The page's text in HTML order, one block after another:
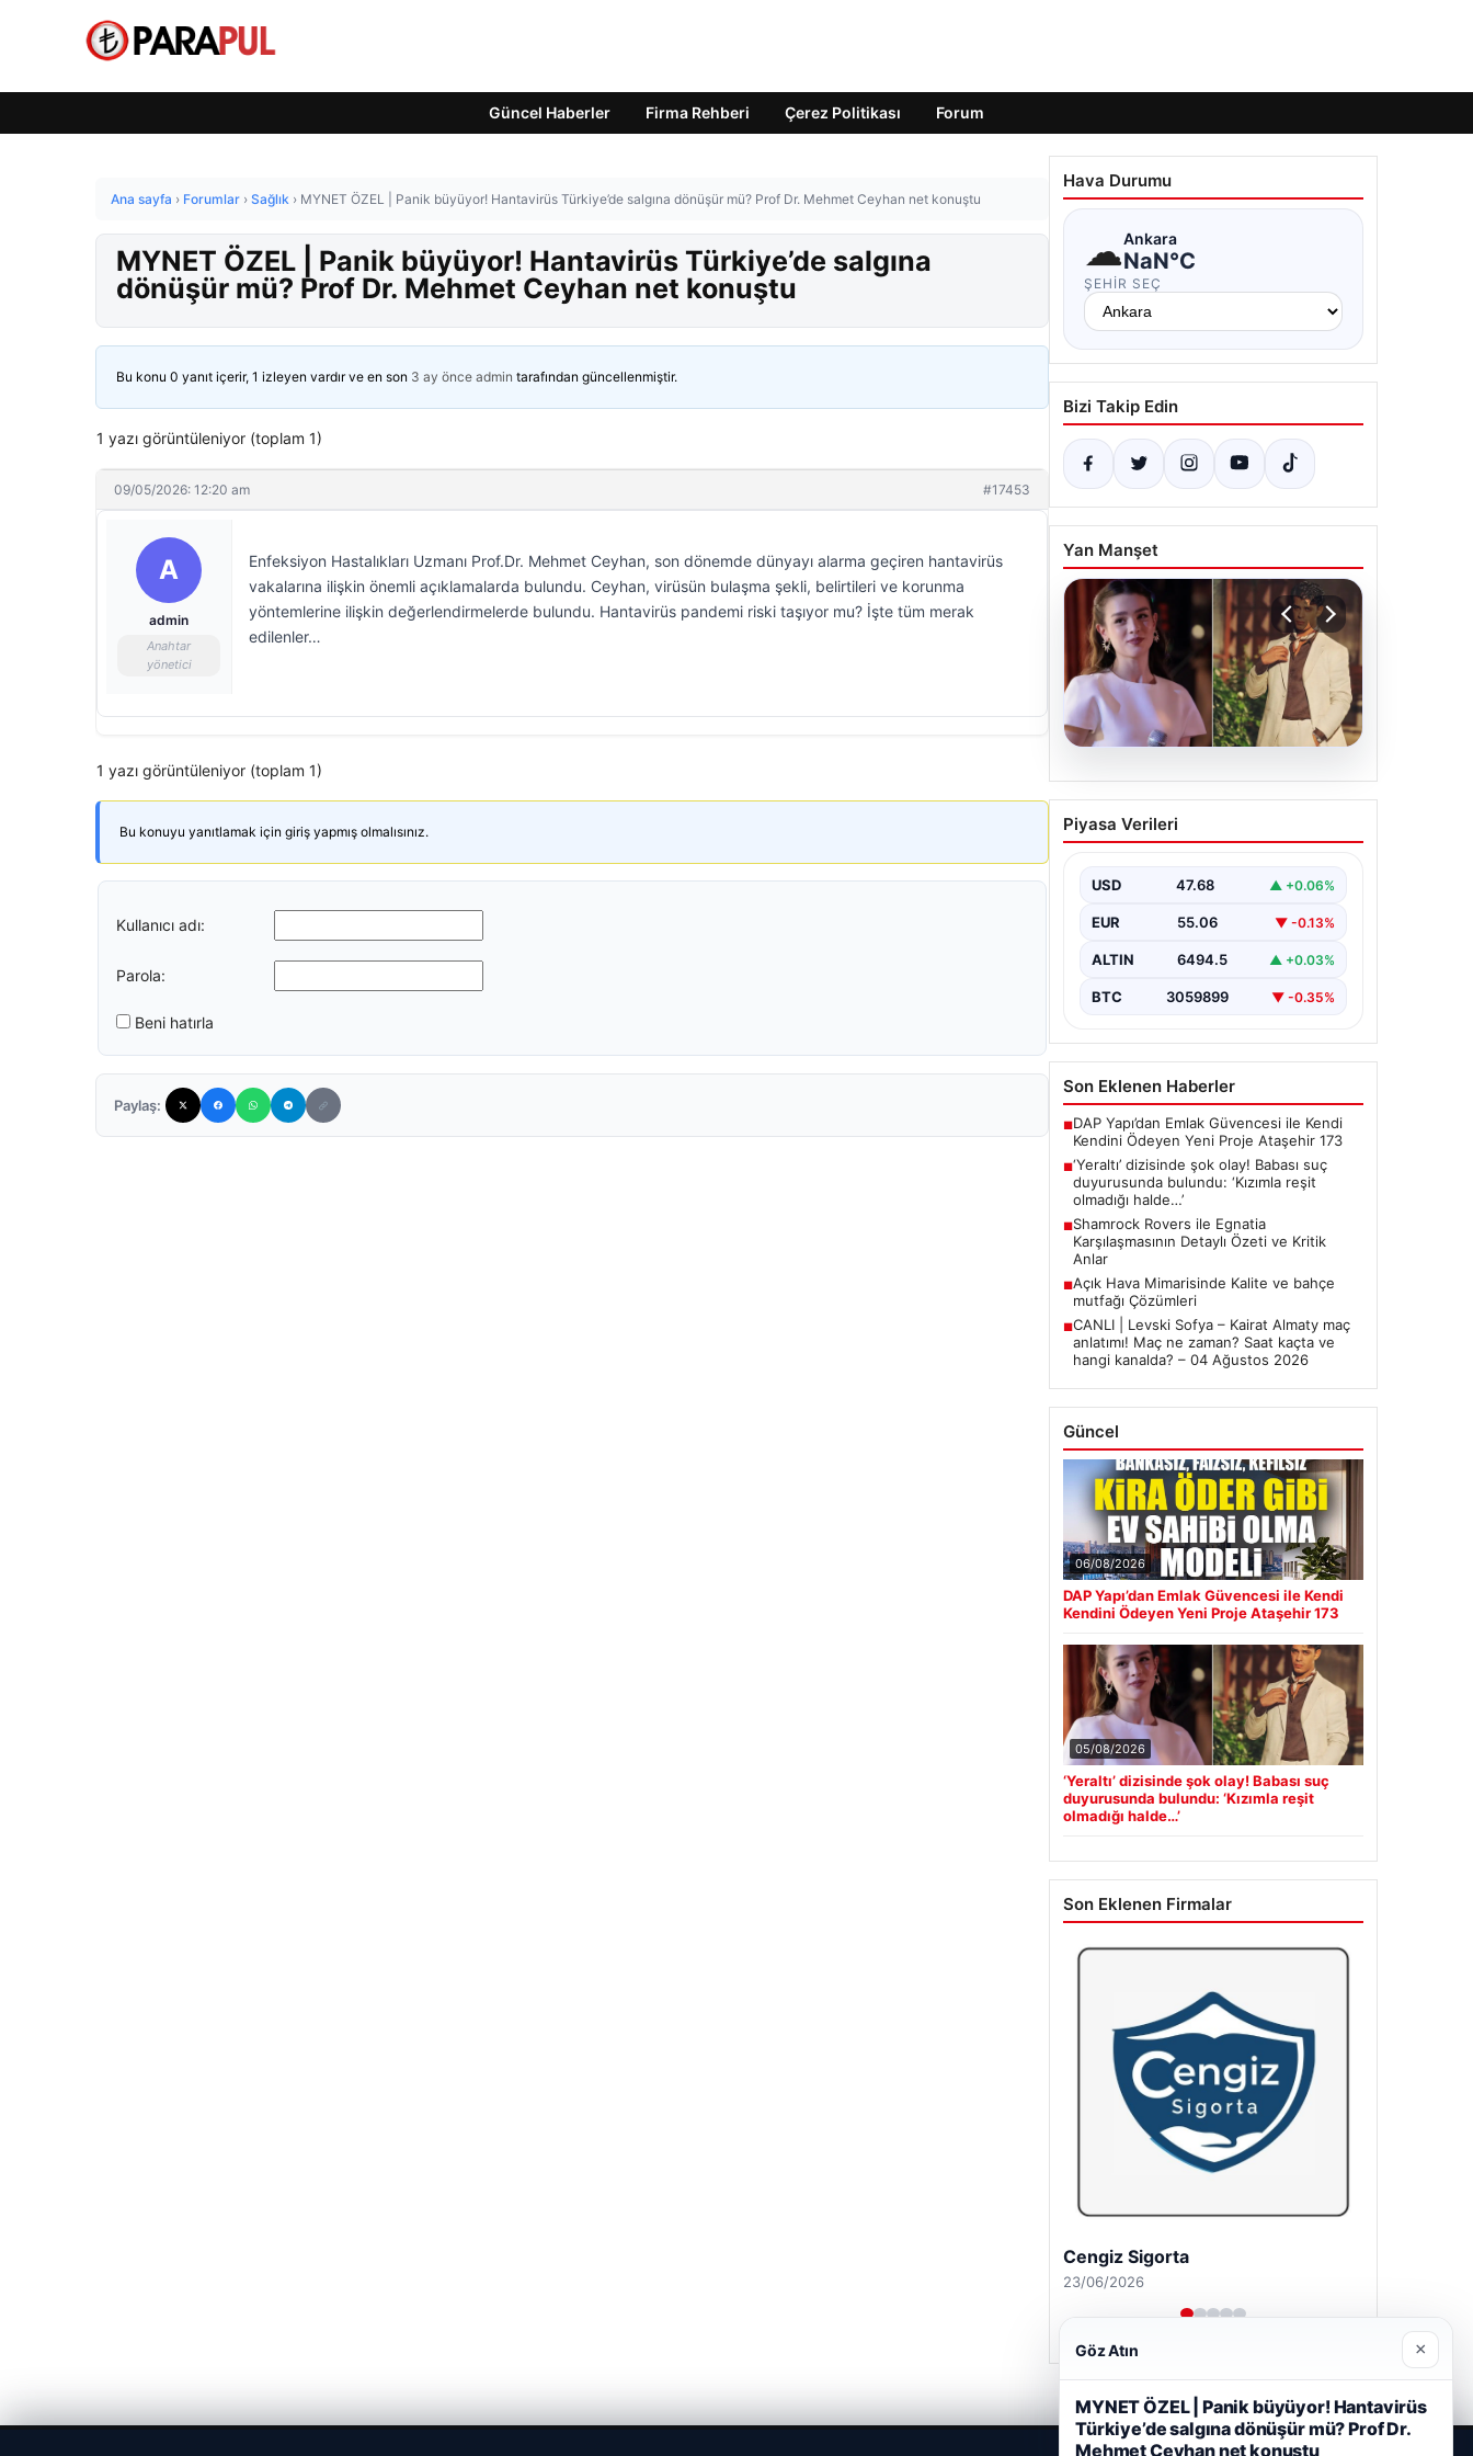
Güncel Haberler Firma Rehberi Çerez Politikası Forum
Ana sayfa › Forumlar › Sağlık › MYNET ÖZEL | Panik büyüyor! Hantavirüs Türkiye’de salgına dönüşür mü? Prof Dr. Mehmet Ceyhan net konuştu
MYNET ÖZEL | Panik büyüyor! Hantavirüs Türkiye’de salgına
dönüşür mü? Prof Dr. Mehmet Ceyhan net konuştu
Bu konu 0 yanıt içerir, 1 izleyen vardır ve en son 3 ay önce admin tarafından güncellenmiştir.
1 yazı görüntüleniyor (toplam 1)
09/05/2026: 12:20 am #17453
A
admin
Anahtar
yönetici
Enfeksiyon Hastalıkları Uzmanı Prof.Dr. Mehmet Ceyhan, son dönemde dünyayı alarma geçiren hantavirüs
vakalarına ilişkin önemli açıklamalarda bulundu. Ceyhan, virüsün bulaşma şekli, belirtileri ve korunma
yöntemlerine ilişkin değerlendirmelerde bulundu. Hantavirüs pandemi riski taşıyor mu? İşte tüm merak
edilenler…
1 yazı görüntüleniyor (toplam 1)
Bu konuyu yanıtlamak için giriş yapmış olmalısınız.
Kullanıcı adı:
Parola:
Beni hatırla
Paylaş:
Hava Durumu
☁Ankara
NaN°C
ŞEHIR SEÇ
Bizi Takip Edin
Yan Manşet
05.08.2026
‘Yeraltı’ dizisinde şok
olay! Babası suç
‘Kızımla reşit olmadığı
halde…’
Piyasa Verileri
USD 47.68 ▲ +0.06%
EUR 55.06 ▼ -0.13%
ALTIN 6494.5 ▲ +0.03%
BTC 3059899 ▼ -0.35%
Son Eklenen Haberler
■DAP Yapı’dan Emlak Güvencesi ile Kendi
Kendini Ödeyen Yeni Proje Ataşehir 173
■‘Yeraltı’ dizisinde şok olay! Babası suç
duyurusunda bulundu: ‘Kızımla reşit
olmadığı halde…’
■Shamrock Rovers ile Egnatia
Karşılaşmasının Detaylı Özeti ve Kritik
Anlar
■Açık Hava Mimarisinde Kalite ve bahçe
mutfağı Çözümleri
■CANLI | Levski Sofya – Kairat Almaty maç
anlatımı! Maç ne zaman? Saat kaçta ve
hangi kanalda? – 04 Ağustos 2026
Güncel
06/08/2026
DAP Yapı’dan Emlak Güvencesi ile Kendi
Kendini Ödeyen Yeni Proje Ataşehir 173
05/08/2026
‘Yeraltı’ dizisinde şok olay! Babası suç
duyurusunda bulundu: ‘Kızımla reşit
olmadığı halde…’
Son Eklenen Firmalar
Cengiz Sigorta
23/06/2026
Göz Atın ×
MYNET ÖZEL | Panik büyüyor! Hantavirüs
Türkiye’de salgına dönüşür mü? Prof Dr.
Mehmet Ceyhan net konuştu